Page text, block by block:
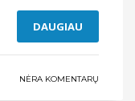
DAUGIAU
NĖRA KOMENTARŲ